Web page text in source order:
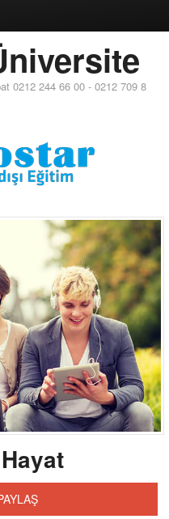
0212 244 66 00 - 0212 709 8